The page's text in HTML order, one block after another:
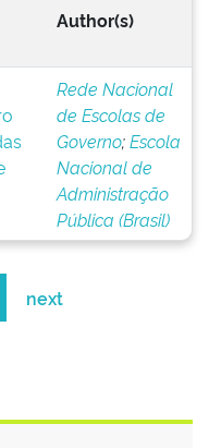
Author(s)
Rede Nacional
de Escolas de
Governo;Escola
Nacional de
Administração
Pública (Brasil)
next